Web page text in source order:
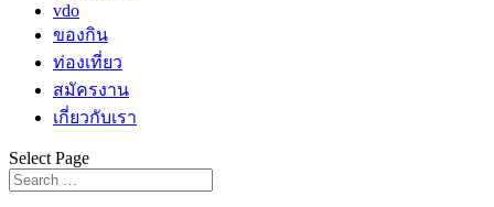
vdo
ของกิน
ท่องเที่ยว
สมัครงาน
เกี่ยวกับเรา
Select Page